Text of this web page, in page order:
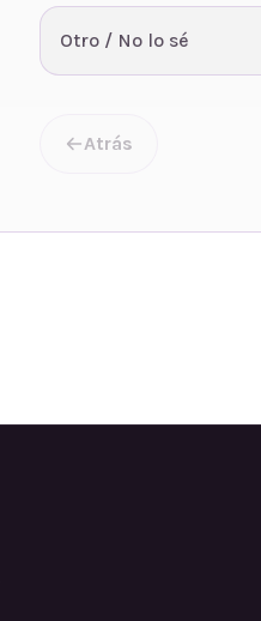
Otro / No lo sé
Atrás